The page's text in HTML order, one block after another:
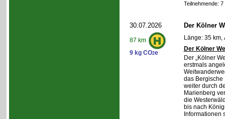
Teilnehmende:
30.07.2026
87 km
9 kg CO2e
Der Kölner
Länge: 35 km,
Der Kölner
Der „Kölner
erstmals
das Bergische
weiter durch
Marienberg
die
bis nach
Informationen